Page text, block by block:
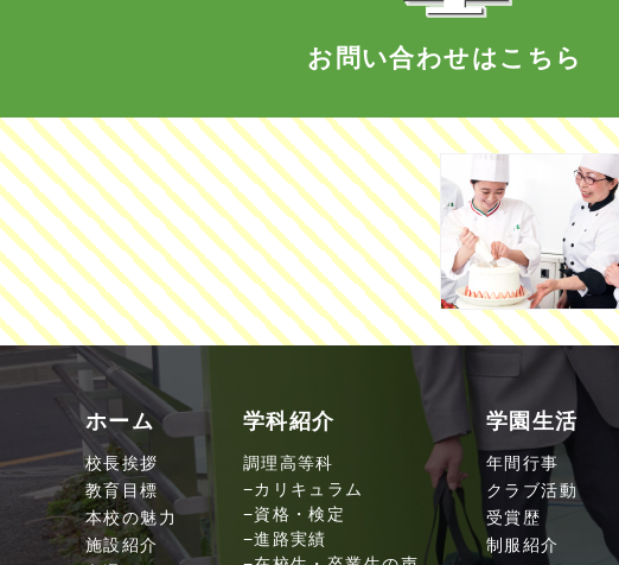
お問い合わせはこちら
ホーム
校長挨拶
教育目標
本校の魅力
施設紹介
学科紹介
調理高等科
カリキュラム
資格・検定
進路実績
学園生活
年間行事
クラブ活動
受賞歴
制服紹介